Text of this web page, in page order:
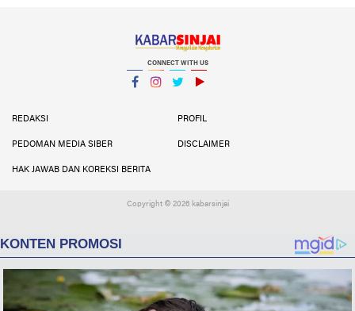
CONNECT WITH US
REDAKSI
PROFIL
PEDOMAN MEDIA SIBER DISCLAIMER
HAK JAWAB DAN KOREKSI BERITA
Copyright © 2026 kabarsinjai